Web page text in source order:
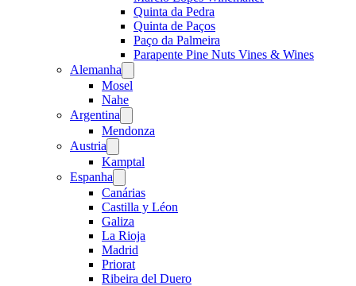
Quinta da Pedra
Quinta de Paços
Paço da Palmeira
Parapente Pine Nuts Vines & Wines
Alemanha
menu
Mosel
Nahe
Argentina
menu
Mendonza
Austria
menu
Kamptal
Espanha
menu
Canárias
Castilla y Léon
Galiza
La Rioja
Madrid
Priorat
Ribeira del Duero